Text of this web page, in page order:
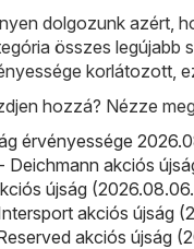
dolgozunk azért,
összes legújabb
korlátozott,
hozzá? Nézze
érvényessége
Deichmann akciós
újság
akciós újság
akciós újság